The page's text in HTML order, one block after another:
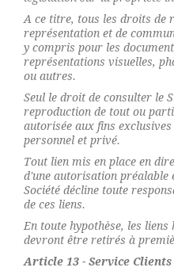
A ce titre, tous les droits de
représentation et de
y compris pour les
représentations visuelles,
ou autres.
Seul le droit de consulter le
reproduction de tout ou
autorisée aux fins
personnel et privé.
Tout lien mis en place en
d'une autorisation préalable
Société décline toute
de ces liens.
En toute hypothèse, les
devront être retirés à
Article 13 - Service Clients